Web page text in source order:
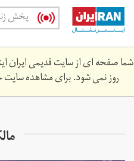
Skip
main
content
پخش
شما صفحه ای از سایت قدیمی ایران
روز نمی شود. برای مشاهده سایت